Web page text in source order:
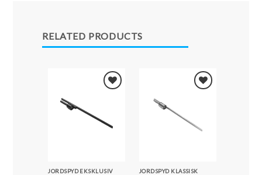
RELATED PRODUCTS
Legg i
JORDSPYD EKSKLUSIV
Legg i
JORDSPYD KLASSISK